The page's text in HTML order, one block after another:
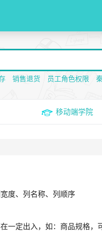
销售退货 员工角色权限
移动端学院
度、列名称、列顺序
一定出入，如：商品规格，